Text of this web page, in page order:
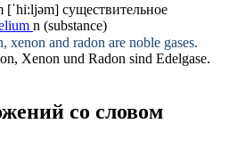
[ˈhi:ljəm] существительное
n (substance)
xenon and radon are noble gases.
Xenon und Radon sind Edelgase.
со словом